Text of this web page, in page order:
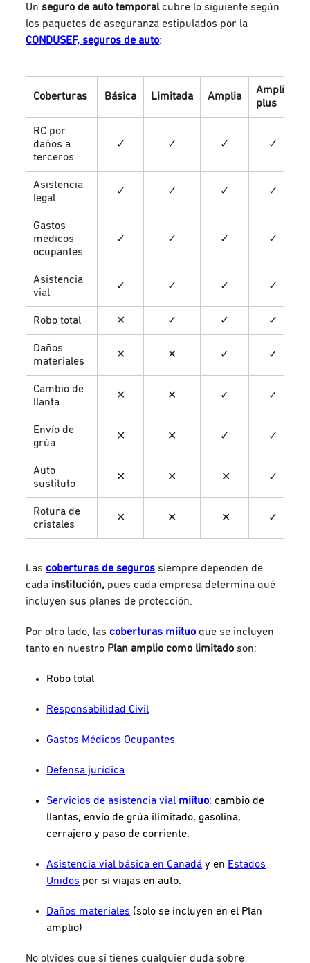
Unseguro de auto temporalcubre lo siguiente según
los paquetes de aseguranza estipulados por la
CONDUSEF, seguros de auto:
Coberturas Básica Limitada Amplia
Amplia
plus
RC por
daños a
terceros
✓ ✓ ✓ ✓
Asistencia
legal
✓ ✓ ✓ ✓
Gastos
médicos
ocupantes
✓ ✓ ✓ ✓
Asistencia
vial
✓ ✓ ✓ ✓
Robo total ✕ ✓ ✓ ✓
Daños
materiales
✕ ✕ ✓ ✓
Cambio de
llanta
✕ ✕ ✓ ✓
Envío de
grúa
✕ ✕ ✓ ✓
Auto
sustituto
✕ ✕ ✕ ✓
Rotura de
cristales
✕ ✕ ✕ ✓
Lascoberturas de seguros siempre dependen de
cada institución, pues cada empresa determina qué
incluyen sus planes de protección.
Por otro lado, lascoberturas miituo que se incluyen
tanto en nuestro Plan amplio como limitado son:
Robo total
Responsabilidad Civil
Gastos Médicos Ocupantes
Defensa jurídica
Servicios de asistencia vial miituo: cambio de
llantas, envío de grúa ilimitado, gasolina,
cerrajero y paso de corriente.
Asistencia vial básica en Canadá y en Estados
Unidos por si viajas en auto.
Daños materiales (solo se incluyen en el Plan
amplio)
No olvides que si tienes cualquier duda sobre